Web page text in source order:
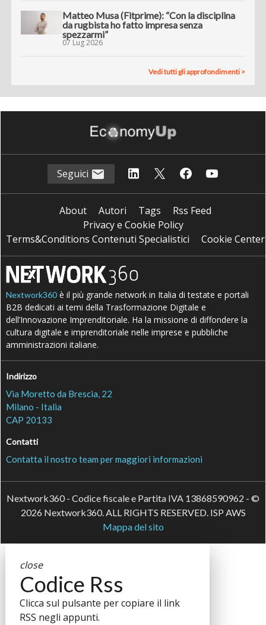
Matteo Musa (Fitprime): “Con la disciplina
da rugbista ho fatto impresa senza
spezzarmi”
07 Lug 2026
Vedi tutti gli approfondimenti >
Seguici
About Autori Tags
Rss Feed
Privacy e Cookie Policy
Terms&Conditions Contenuti Specialistici
Cookie Center
Nextwork360 è il più grande network in Italia di testate e portali
B2B dedicati ai temi della Trasformazione Digitale e
dell’Innovazione Imprenditoriale. Ha la missione di diffondere la
cultura digitale e imprenditoriale nelle imprese e pubbliche
amministrazioni italiane.
Indirizzo
Via Moretto da Brescia, 22
Milano - Italia
CAP 20133
Contatti
Contatta il nostro team per maggiori informazioni
Nextwork360 - Codice fiscale e Partita IVA 13868590962 - ©
2026 Nextwork360. ALL RIGHTS RESERVED. ISP AWS
Mappa del sito
close
Codice Rss
Clicca sul pulsante per copiare il link
RSS negli appunti.